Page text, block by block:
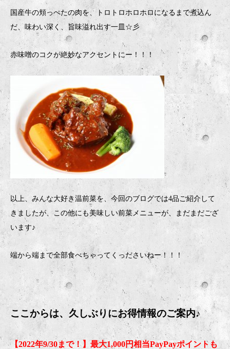
国産牛の頬っぺたの肉を、トロトロホロホロになるまで煮込ん
だ、味わい深く、旨味溢れ出す一皿☆彡
赤味噌のコクが絶妙なアクセントにー！！！
以上、みんな大好き温前菜を、今回のブログでは4品ご紹介して
きましたが、この他にも美味しい前菜メニューが、まだまだござ
います♪
端から端まで全部食べちゃってくっださいねー！！！
ここからは、久しぶりにお得情報のご案内♪
【2022年9/30まで！】最大1,000円相当PayPayポイントも